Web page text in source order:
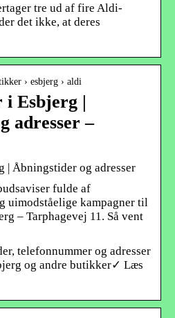
tre ud af fire Aldi-
det ikke, at deres
› esbjerg › aldi
Esbjerg |
adresser –
Åbningstider og adresser
fulde af
uimodståelige kampagner til
– Tarphagevej 11. Så vent
telefonnummer og adresser
og andre butikker✓ Læs